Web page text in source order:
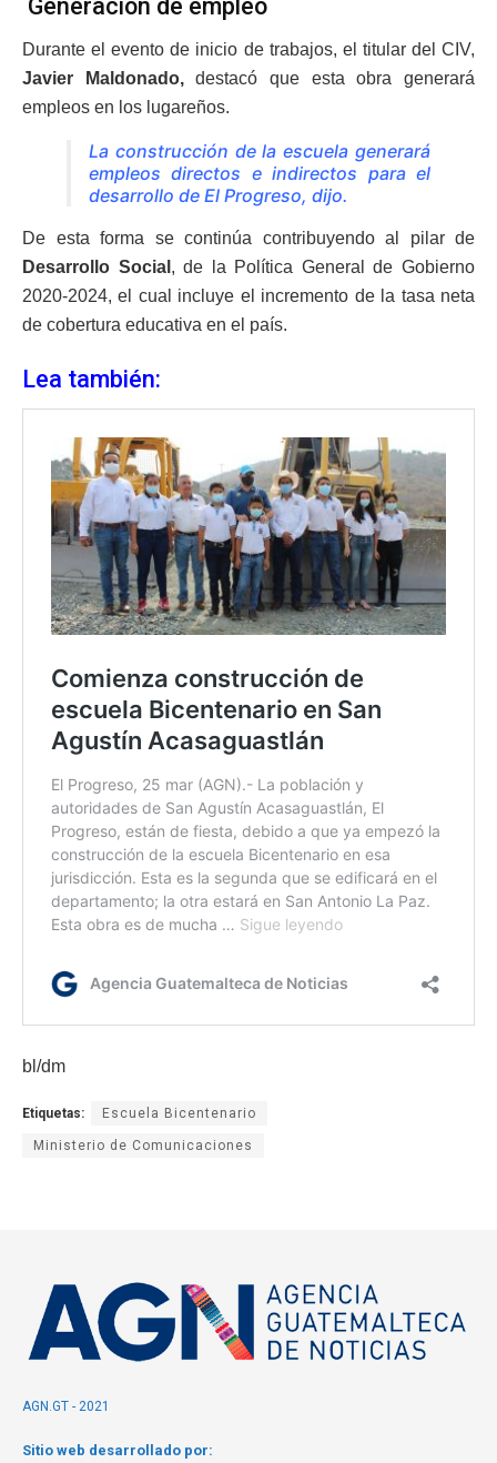
Generación de empleo
Durante el evento de inicio de trabajos, el titular del CIV,
Javier Maldonado,destacó que esta obra generará
empleos en los lugareños.
La construcción de la escuela generará
empleos directos e indirectos para el
desarrollo de El Progreso, dijo.
De esta forma se continúa contribuyendo al pilar de
Desarrollo Social , de la Política General de Gobierno
2020-2024, el cual incluye el incremento de la tasa neta
de cobertura educativa en el país.
Lea también:
bl/dm
Etiquetas: Escuela Bicentenario
Ministerio de Comunicaciones
AGN.GT - 2021
Sitio web desarrollado por: